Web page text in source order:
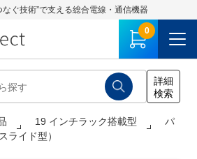
なぐ技術”で支える総合電線・通信機器
0
19 インチラック搭載型
パ
ライド型）